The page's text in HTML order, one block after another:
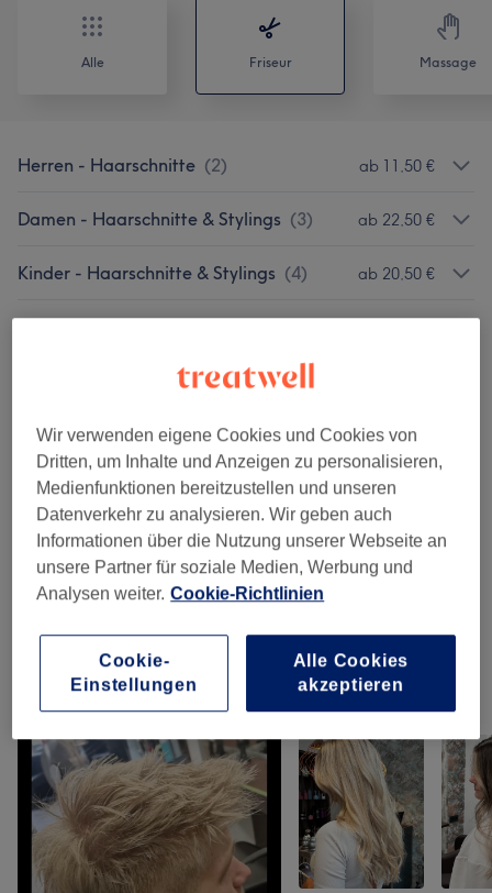
Alle Friseur Massage
Herren - Haarschnitte (2) ab 11,50 €
Damen - Haarschnitte & Stylings (3) ab 22,50 €
Kinder - Haarschnitte & Stylings (4) ab 20,50 €
Damen - Farbeservice (5)
Herren - Farbe & Grauhaarkaschierung (4) ab 51 €
Damen - Highlighttechniken (6) ab 22,50 €
Umformungen (Dauerwelle) (1) ab 99,90 €
Haarpflege Für Sie & Ihn (buchbar Nur
Unsere Arbeit
Wir verwenden eigene Cookies und Cookies von
Dritten, um Inhalte und Anzeigen zu personalisieren,
Medienfunktionen bereitzustellen und unseren
Datenverkehr zu analysieren. Wir geben auch
Informationen über die Nutzung unserer Webseite an
unsere Partner für soziale Medien, Werbung und
Analysen weiter. Cookie-Richtlinien
Cookie-
Einstellungen
Alle Cookies
akzeptieren